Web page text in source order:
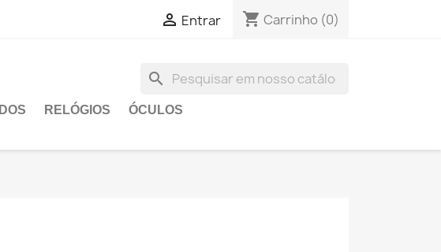
 Entrar shopping_cart Carrinho (0)
search
RELÓGIOS ÓCULOS